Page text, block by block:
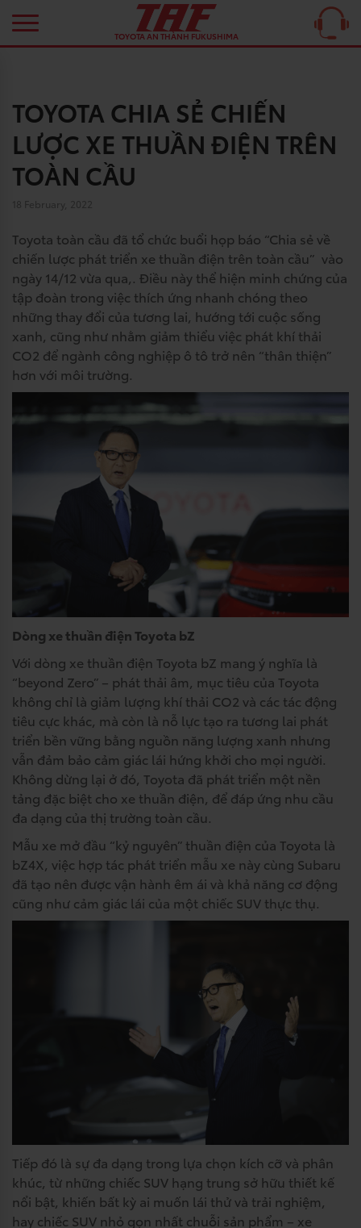
TOYOTA AN THÀNH FUKUSHIMA
TOYOTA CHIA SẺ CHIẾN
LƯỢC XE THUẦN ĐIỆN TRÊN
TOÀN CẦU
Toyota toàn cầu đã tổ chức buổi họp báo “Chia sẻ về
chiến lược phát triển xe thuần điện trên toàn cầu” vào
ngày 14/12 vừa qua,. Điều này thể hiện minh chứng của
tập đoàn trong việc thích ứng nhanh chóng theo
những thay đổi của tương lai, hướng tới cuộc sống
xanh, cũng như nhằm giảm thiểu việc phát khí thải
CO2 để ngành công nghiệp ô tô trở nên “thân thiện”
hơn với môi trường.
Dòng xe thuần điện Toyota bZ
Với dòng xe thuần điện Toyota bZ mang ý nghĩa là
“beyond Zero” – phát thải âm, mục tiêu của Toyota
không chỉ là giảm lượng khí thải CO2 và các tác động
tiêu cực khác, mà còn là nỗ lực tạo ra tương lai phát
triển bền vững bằng nguồn năng lượng xanh nhưng
vẫn đảm bảo cảm giác lái hứng khởi cho mọi người.
Không dừng lại ở đó, Toyota đã phát triển một nền
tảng đặc biệt cho xe thuần điện, để đáp ứng nhu cầu
đa dạng của thị trường toàn cầu.
Mẫu xe mở đầu “kỷ nguyên” thuần điện của Toyota là
bZ4X, việc hợp tác phát triển mẫu xe này cùng Subaru
đã tạo nên được vận hành êm ái và khả năng cơ động
cũng như cảm giác lái của một chiếc SUV thực thụ.
Tiếp đó là sự đa dạng trong lựa chọn kích cỡ và phân
khúc, từ những chiếc SUV hạng trung sở hữu thiết kế
nổi bật, khiến bất kỳ ai muốn lái thử và trải nghiệm,
hay chiếc SUV nhỏ gọn nhất chuỗi sản phẩm – xe